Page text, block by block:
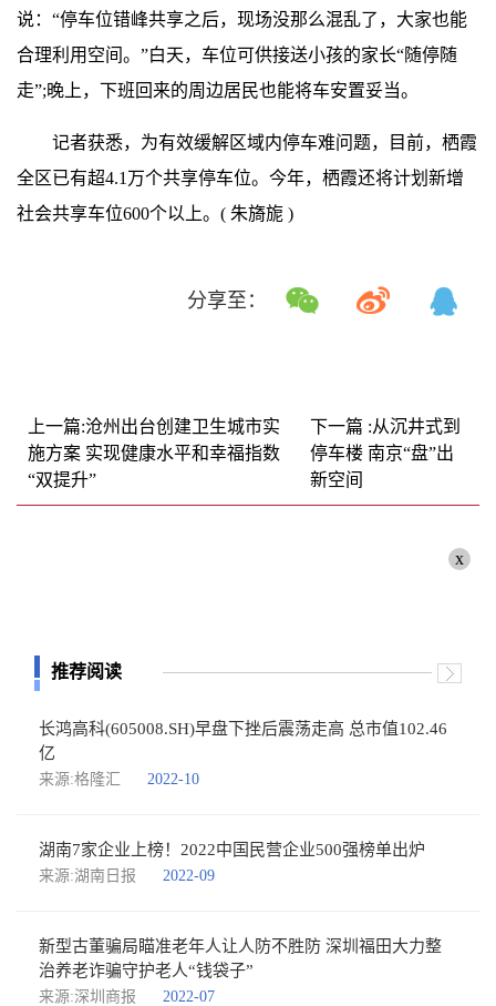
说：“停车位错峰共享之后，现场没那么混乱了，大家也能
合理利用空间。”白天，车位可供接送小孩的家长“随停随
走”;晚上，下班回来的周边居民也能将车安置妥当。
记者获悉，为有效缓解区域内停车难问题，目前，栖霞
全区已有超4.1万个共享停车位。今年，栖霞还将计划新增
社会共享车位600个以上。( 朱旖旎 )
分享至：
上一篇:沧州出台创建卫生城市实
施方案 实现健康水平和幸福指数
“双提升”
下一篇 :从沉井式到
停车楼 南京“盘”出
新空间
x
推荐阅读
长鸿高科(605008.SH)早盘下挫后震荡走高 总市值102.46
亿
来源:格隆汇 2022-10
湖南7家企业上榜！2022中国民营企业500强榜单出炉
来源:湖南日报 2022-09
新型古董骗局瞄准老年人让人防不胜防 深圳福田大力整
治养老诈骗守护老人“钱袋子”
来源:深圳商报 2022-07